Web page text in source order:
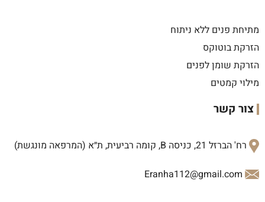
מתיחת פנים ללא ניתוח
הזרקת בוטוקס
הזרקת שומן לפנים
מילוי קמטים
צור קשר
רח' הברזל 21, כניסה B, קומה רביעית, ת״א (המרפאה מונגשת)
Eranha112@gmail.com